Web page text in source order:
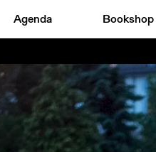
Agenda Bookshop